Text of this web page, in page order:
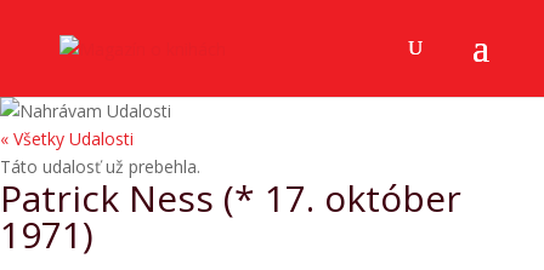
« Všetky Udalosti
Táto udalosť už prebehla.
Patrick Ness (* 17. október
1971)